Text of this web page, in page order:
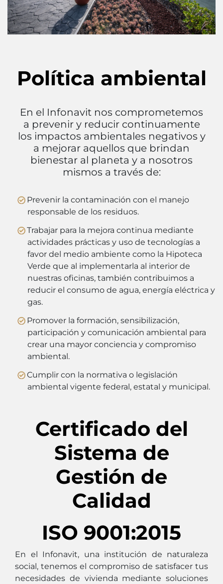
Política ambiental
En el Infonavit nos comprometemos
a prevenir y reducir continuamente
los impactos ambientales negativos y
a mejorar aquellos que brindan
bienestar al planeta y a nosotros
mismos a través de:
Prevenir la contaminación con el manejo
responsable de los residuos.
Trabajar para la mejora continua mediante
actividades prácticas y uso de tecnologías a
favor del medio ambiente como la Hipoteca
Verde que al implementarla al interior de
nuestras oficinas, también contribuimos a
reducir el consumo de agua, energía eléctrica y
gas.
Promover la formación, sensibilización,
participación y comunicación ambiental para
crear una mayor conciencia y compromiso
ambiental.
Cumplir con la normativa o legislación
ambiental vigente federal, estatal y municipal.
Certificado del
Sistema de
Gestión de
Calidad
ISO 9001:2015
En el Infonavit, una institución de naturaleza
social, tenemos el compromiso de satisfacer tus
necesidades de vivienda mediante soluciones